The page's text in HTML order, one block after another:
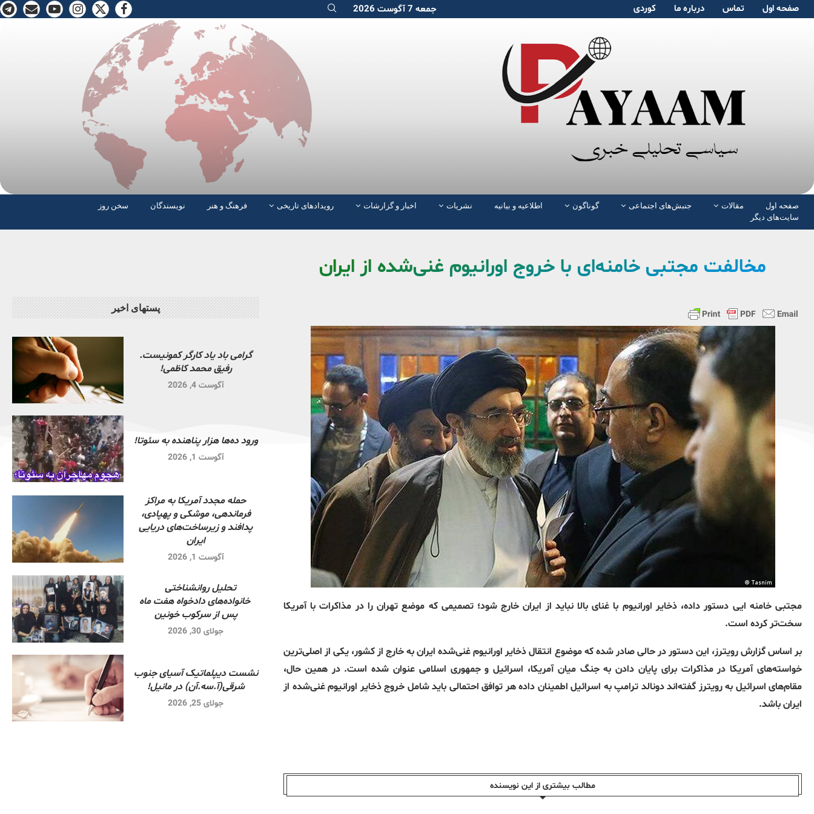
صفحە اول تماس دربارە ما کوردی جمعه 7 آگوست 2026
صفحە اول مقالات جنبش‌های اجتماعی گوناگون اطلاعیه و بیانیه نشریات اخبار و گزارشات رویدادهای تاریخی فرهنگ و هنر نویسندگان
سخن روز
سایت‌های دیگر
مخالفت مجتبی خامنه‌ای با خروج اورانیوم غنی‌شده از ایران
مجتبی خامنه ایی دستور داده، ذخایر اورانیوم با غنای بالا نباید از ایران خارج شود؛ تصمیمی که موضع تهران را در مذاکرات با آمریکا
سخت‌تر کرده است.
بر اساس گزارش رویترز، این دستور در حالی صادر شده که موضوع انتقال ذخایر اورانیوم غنی‌شده ایران به خارج از کشور، یکی از اصلی‌ترین
خواسته‌های آمریکا در مذاکرات برای پایان دادن به جنگ میان آمریکا، اسرائیل و جمهوری اسلامی عنوان شده است. در همین حال،
مقام‌های اسرائیل به رویترز گفته‌اند دونالد ترامپ به اسرائیل اطمینان داده هر توافق احتمالی باید شامل خروج ذخایر اورانیوم غنی‌شده از
ایران باشد.
مطالب بیشتری از این نویسندە
پستهای اخیر
گرامی باد یاد کارگر کمونیست.
رفیق محمد کاظمی!
آگوست 4, 2026
ورود ده‌ها هزار پناهنده به سئوتا!
آگوست 1, 2026
حمله مجدد آمریکا به مراکز
فرماندهی، موشکی و پهپادی،
پدافند و زیرساخت‌های دریایی
ایران
آگوست 1, 2026
تحلیل روانشناختی
خانواده‌های دادخواه هفت ماه
پس از سرکوب خونین
جولای 30, 2026
نشست دیپلماتیک آسیای جنوب
شرقی‌(آ.سه.آن) در مانیل!
جولای 25, 2026